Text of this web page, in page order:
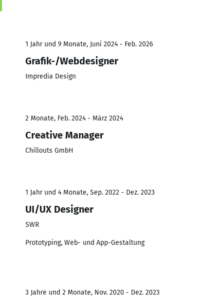
1 Jahr und 9 Monate, Juni 2024 - Feb. 2026
Grafik-/Webdesigner
Impredia Design
2 Monate, Feb. 2024 - März 2024
Creative Manager
Chillouts GmbH
1 Jahr und 4 Monate, Sep. 2022 - Dez. 2023
UI/UX Designer
SWR
Prototyping, Web- und App-Gestaltung
3 Jahre und 2 Monate, Nov. 2020 - Dez. 2023